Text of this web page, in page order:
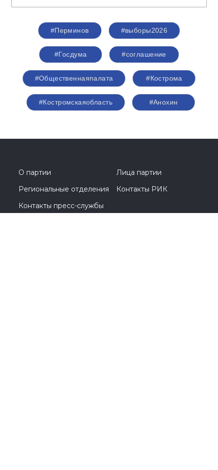
Перминов Сергей Николаевич
Первый заместитель председателя
Комитета Совета Федерации по
Регламенту и организации парламентской
деятельности
#Перминов #выборы2026